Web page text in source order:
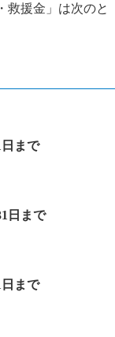
救援金」は次のと
日まで
日まで
日まで